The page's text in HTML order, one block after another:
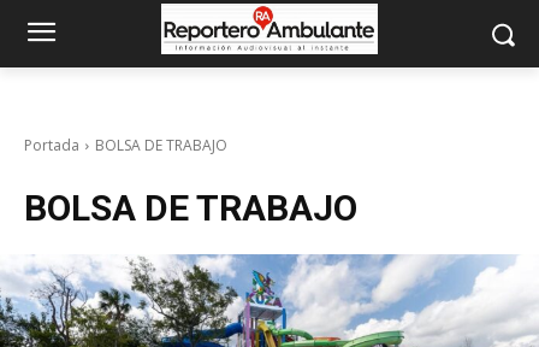
Portada BOLSA DE TRABAJO
BOLSA DE TRABAJO